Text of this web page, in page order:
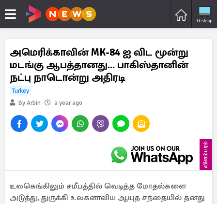
Desktop
அமெரிக்காவின் MK-84 ஐ விட மூன்று
மடங்கு ஆபத்தானது... பாகிஸ்தானின்
நட்பு நாடொன்று அதிரடி
Turkey
By Arbin
a year ago
விளம்பரம்
உலகெங்கிலும் சமீபத்தில் வெடித்த மோதல்களை
அடுத்து, துருக்கி உலகளாவிய ஆயுத சந்தையில் தனது